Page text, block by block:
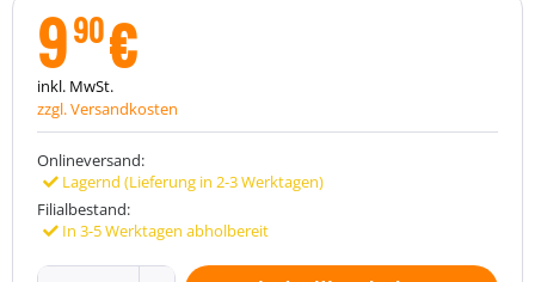
990€
inkl. MwSt.
zzgl. Versandkosten
Onlineversand:
Lagernd (Lieferung in 2-3 Werktagen)
Filialbestand:
In 3-5 Werktagen abholbereit